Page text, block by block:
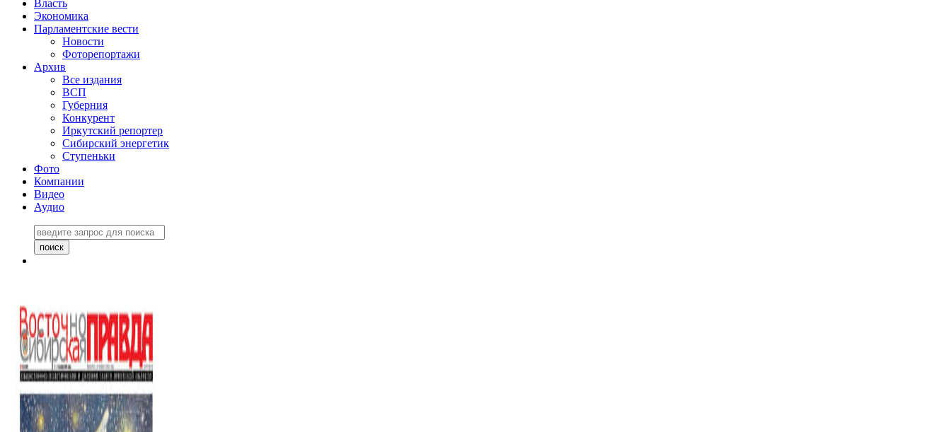
Власть
Экономика
Парламентские вести
Новости
Фоторепортажи
Архив
Все издания
ВСП
Губерния
Конкурент
Иркутский репортер
Сибирский энергетик
Ступеньки
Фото
Компании
Видео
Аудио